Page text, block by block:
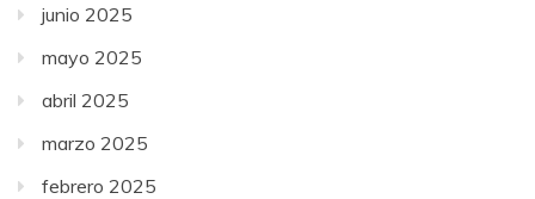
junio 2025
mayo 2025
abril 2025
marzo 2025
febrero 2025